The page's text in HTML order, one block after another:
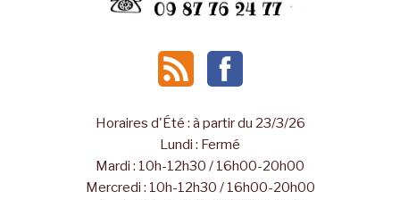
Horaires d'Été : à partir du 23/3/26
Lundi : Fermé
Mardi : 10h-12h30 / 16h00-20h00
Mercredi : 10h-12h30 / 16h00-20h00